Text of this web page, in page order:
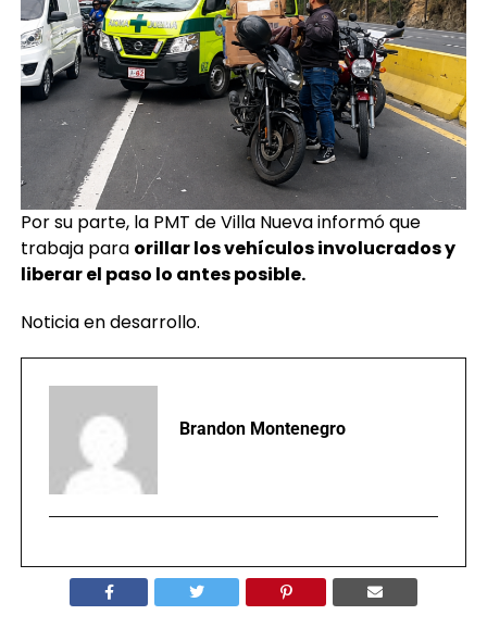
Por su parte, la PMT de Villa Nueva informó que
trabaja para orillar los vehículos involucrados y
liberar el paso lo antes posible.
Noticia en desarrollo.
Brandon Montenegro